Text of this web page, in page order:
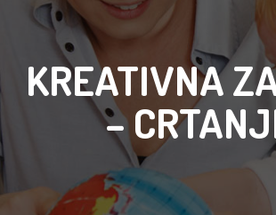
KREATIVNA
–